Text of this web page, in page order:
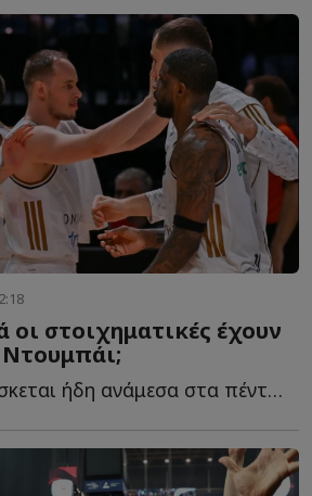
στοιχηματικές έχουν
Ντουμπάι;
Η Ντουμπάι βρίσκεται ήδη ανάμεσα στα πέντε μεγαλύτερα φ...